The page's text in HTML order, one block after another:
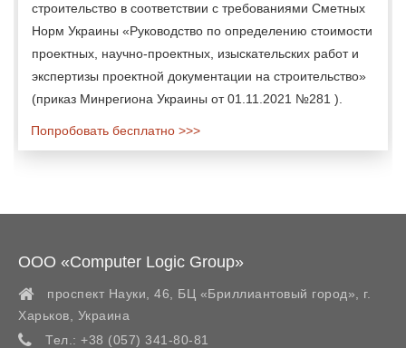
строительство в соответствии с требованиями Сметных
Норм Украины «Руководство по определению стоимости
проектных, научно-проектных, изыскательских работ и
экспертизы проектной документации на строительство»
(приказ Минрегиона Украины от 01.11.2021 №281 ).
Попробовать бесплатно >>>
ООО «Computer Logic Group»
проспект Науки, 46, БЦ «Бриллиантовый город»,
г.
Харьков
Украина
Тел.: +38 (057) 341-80-81